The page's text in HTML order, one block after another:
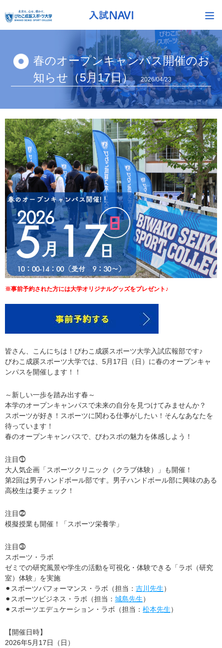
春のオープンキャンパス開催のお
知らせ（5月17日）
2026/04/23
※事前予約された方には大学オリジナルグッズをプレゼント♪
皆さん、こんにちは！びわこ成蹊スポーツ大学入試広報部です♪
びわこ成蹊スポーツ大学では、5月17日（日）に春のオープンキャ
ンパスを開催します！！
～新しい一歩を踏み出す春～
本学のオープンキャンパスで未来の自分を見つけてみませんか？
スポーツが好き！スポーツに関わる仕事がしたい！そんなあなたを
待っています！
春のオープンキャンパスで、びわスポの魅力を体感しよう！
注目⓵
大人気企画「スポーツクリニック（クラブ体験）」も開催！
第2回は男子ハンドボール部です。男子ハンドボール部に興味のある
高校生は要チェック！
注目⓶
模擬授業も開催！「スポーツ栄養学」
注目⓷
スポーツ・ラボ
ゼミでの研究風景や学生の活動を可視化・体験できる「ラボ（研究
室）体験」を実施
⚫︎スポーツパフォーマンス・ラボ（担当： 吉川先生）
⚫︎スポーツビジネス・ラボ（担当： 城島先生）
⚫︎スポーツエデュケーション・ラボ（担当： 松本先生）
【開催日時】
2026年5月17日（日）